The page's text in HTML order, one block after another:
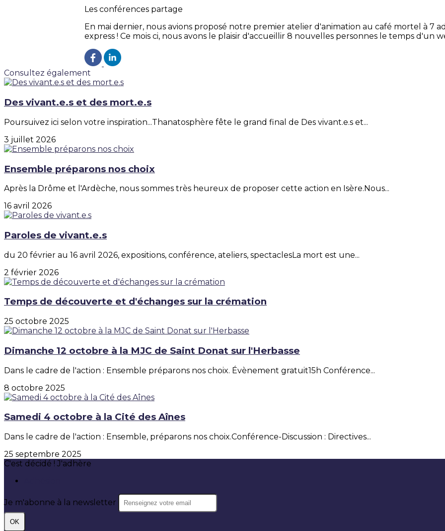
Les conférences partage
En mai dernier, nous avions proposé notre premier atelier d'animation au café mortel à 7
express ! Ce mois ci, nous avons le plaisir d'accueillir 8 nouvelles personnes le temps d'un
Consultez également
Des vivant.e.s et des mort.e.s
Poursuivez ici selon votre inspiration...Thanatosphère fête le grand final de Des vivant.e.s et...
3 juillet 2026
Ensemble préparons nos choix
Après la Drôme et l'Ardèche, nous sommes très heureux de proposer cette action en Isère.Nous...
16 avril 2026
Paroles de vivant.e.s
du 20 février au 16 avril 2026, expositions, conférence, ateliers, spectaclesLa mort est une...
2 février 2026
Temps de découverte et d'échanges sur la crémation
25 octobre 2025
Dimanche 12 octobre à la MJC de Saint Donat sur l'Herbasse
Dans le cadre de l'action : Ensemble préparons nos choix. Évènement gratuit15h Conférence...
8 octobre 2025
Samedi 4 octobre à la Cité des Aînes
Dans le cadre de l'action : Ensemble, préparons nos choix.Conférence-Discussion : Directives...
25 septembre 2025
C'est décidé ! J'adhère
Je m'abonne à la newsletter
OK